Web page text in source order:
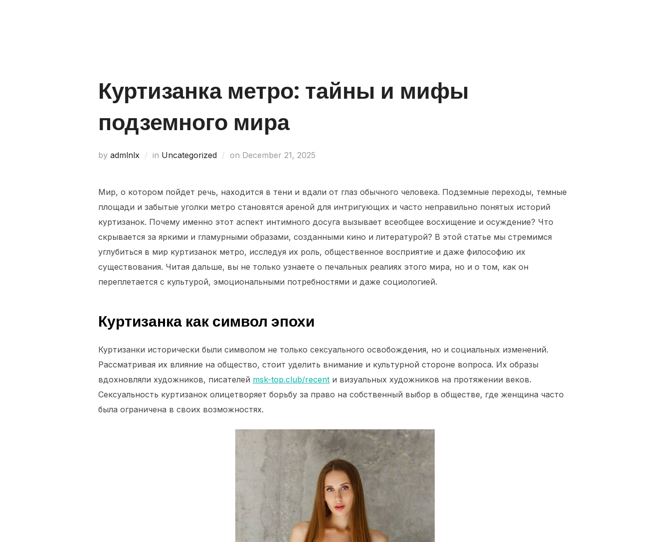
Куртизанка метро: тайны и мифы
подземного мира
by admlnlx in Uncategorized on December 21, 2025
Мир, о котором пойдет речь, находится в тени и вдали от глаз обычного человека. Подземные переходы, темные
площади и забытые уголки метро становятся ареной для интригующих и часто неправильно понятых историй
куртизанок. Почему именно этот аспект интимного досуга вызывает всеобщее восхищение и осуждение? Что
скрывается за яркими и гламурными образами, созданными кино и литературой? В этой статье мы стремимся
углубиться в мир куртизанок метро, исследуя их роль, общественное восприятие и даже философию их
существования. Читая дальше, вы не только узнаете о печальных реалиях этого мира, но и о том, как он
переплетается с культурой, эмоциональными потребностями и даже социологией.
Куртизанка как символ эпохи
Куртизанки исторически были символом не только сексуального освобождения, но и социальных изменений.
Рассматривая их влияние на общество, стоит уделить внимание и культурной стороне вопроса. Их образы
вдохновляли художников, писателей msk-top.club/recent и визуальных художников на протяжении веков.
Сексуальность куртизанок олицетворяет борьбу за право на собственный выбор в обществе, где женщина часто
была ограничена в своих возможностях.